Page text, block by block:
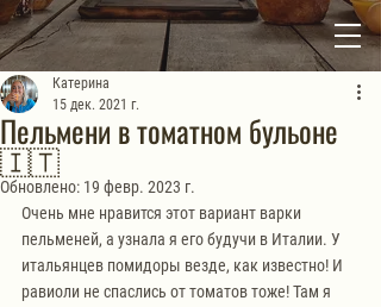
Пельмени в томатном бульоне
🇮🇹
Катерина
15 дек. 2021 г.
Обновлено: 19 февр. 2023 г.
Очень мне нравится этот вариант варки
пельменей, а узнала я его будучи в Италии. У
итальянцев помидоры везде, как известно! И
равиоли не спаслись от томатов тоже! Там я